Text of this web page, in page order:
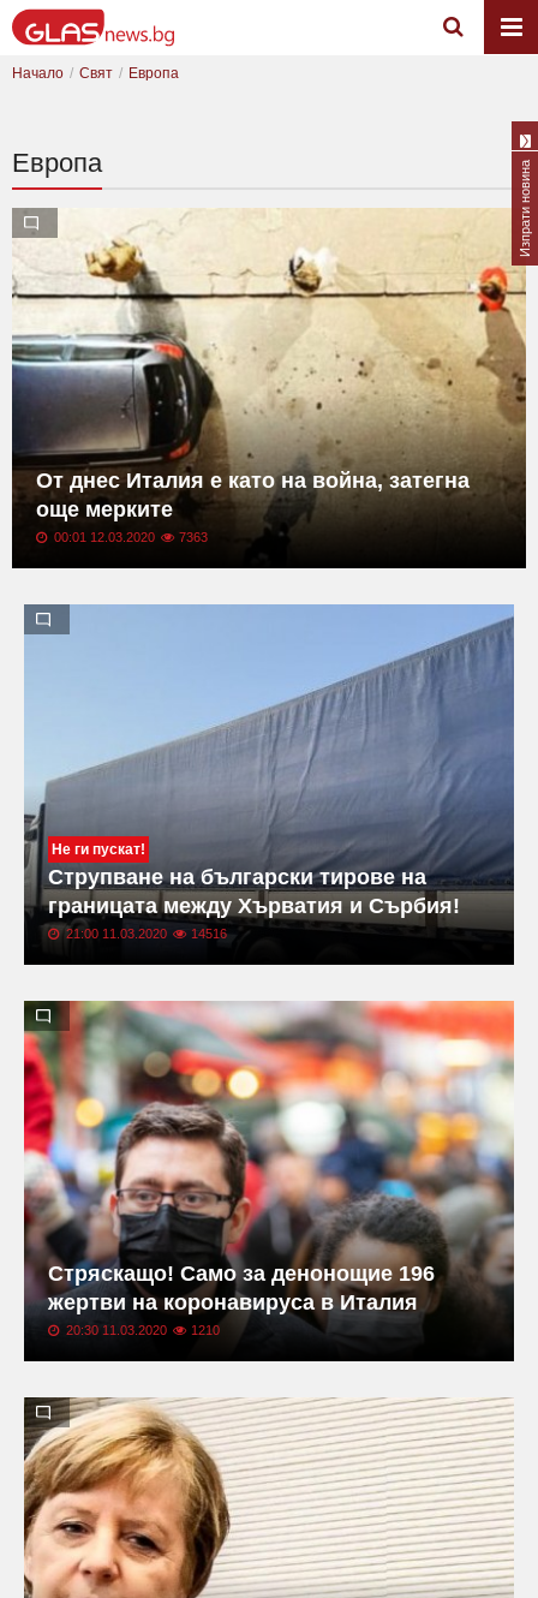
Начало Свят Европа
Европа
От днес Италия е като на война, затегна
още мерките
00:01 12.03.2020 7363
Не ги пускат!
Струпване на български тирове на
границата между Хърватия и Сърбия!
21:00 11.03.2020 14516
Стряскащо! Само за денонощие 196
жертви на коронавируса в Италия
20:30 11.03.2020 1210
Изпрати новина